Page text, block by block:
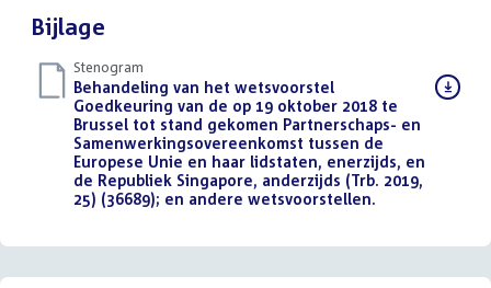
Bijlage
Stenogram
Download
bestand:
Behandeling van het wetsvoorstel
Goedkeuring van de op 19 oktober 2018 te
Brussel tot stand gekomen Partnerschaps- en
Samenwerkingsovereenkomst tussen de
Europese Unie en haar lidstaten, enerzijds, en
de Republiek Singapore, anderzijds (Trb. 2019,
25) (36689); en andere wetsvoorstellen.